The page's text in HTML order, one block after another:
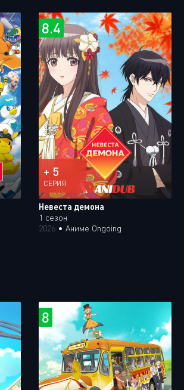
8.4
+ 5
СЕРИЯ
Невеста демона
1 сезон
2026 •Аниме Ongoing
8